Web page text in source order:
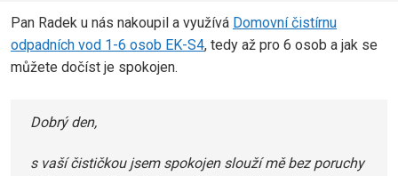
Pan Radek u nás nakoupil a využívá Domovní čistírnu
odpadních vod 1-6 osob EK-S4, tedy až pro 6 osob a jak se
můžete dočíst je spokojen.
Dobrý den,
s vaší čističkou jsem spokojen slouží mě bez poruchy